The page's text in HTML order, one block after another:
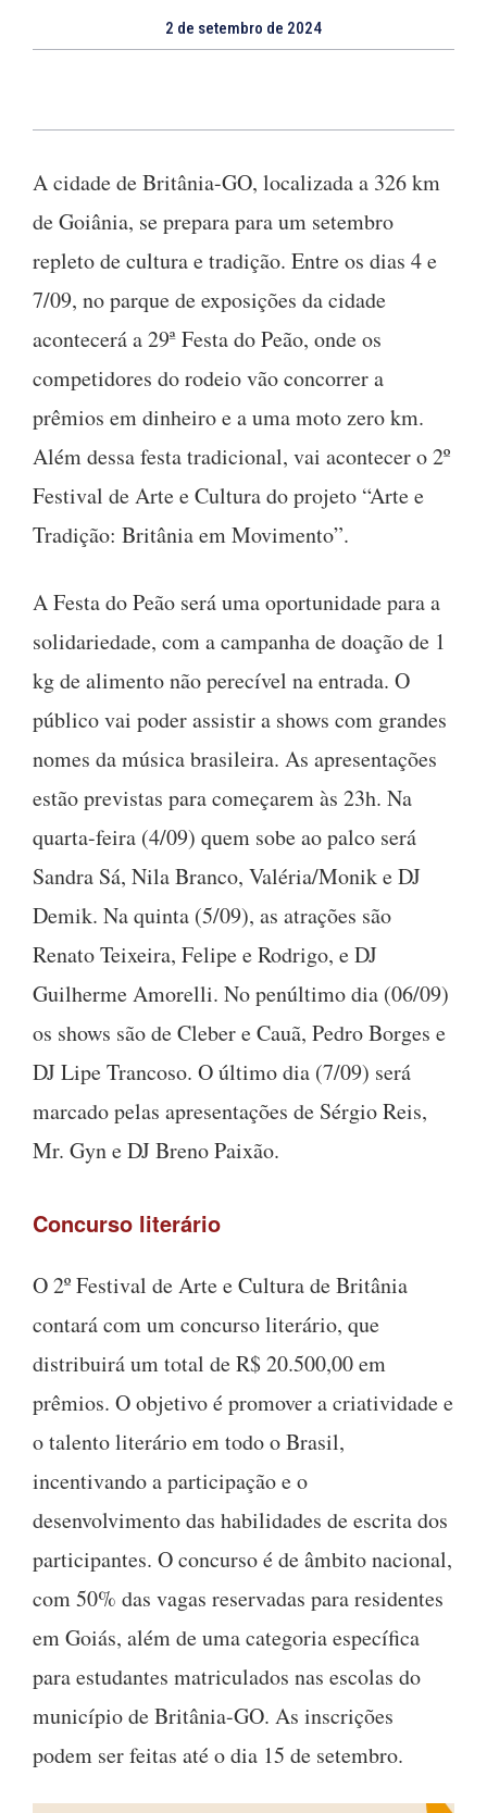
2 de setembro de 2024
A cidade de Britânia-GO, localizada a 326 km
de Goiânia, se prepara para um setembro
repleto de cultura e tradição. Entre os dias 4 e
7/09, no parque de exposições da cidade
acontecerá a 29ª Festa do Peão, onde os
competidores do rodeio vão concorrer a
prêmios em dinheiro e a uma moto zero km.
Além dessa festa tradicional, vai acontecer o 2º
Festival de Arte e Cultura do projeto “Arte e
Tradição: Britânia em Movimento”.
A Festa do Peão será uma oportunidade para a
solidariedade, com a campanha de doação de 1
kg de alimento não perecível na entrada. O
público vai poder assistir a shows com grandes
nomes da música brasileira. As apresentações
estão previstas para começarem às 23h. Na
quarta-feira (4/09) quem sobe ao palco será
Sandra Sá, Nila Branco, Valéria/Monik e DJ
Demik. Na quinta (5/09), as atrações são
Renato Teixeira, Felipe e Rodrigo, e DJ
Guilherme Amorelli. No penúltimo dia (06/09)
os shows são de Cleber e Cauã, Pedro Borges e
DJ Lipe Trancoso. O último dia (7/09) será
marcado pelas apresentações de Sérgio Reis,
Mr. Gyn e DJ Breno Paixão.
Concurso literário
O 2º Festival de Arte e Cultura de Britânia
contará com um concurso literário, que
distribuirá um total de R$ 20.500,00 em
prêmios. O objetivo é promover a criatividade e
o talento literário em todo o Brasil,
incentivando a participação e o
desenvolvimento das habilidades de escrita dos
participantes. O concurso é de âmbito nacional,
com 50% das vagas reservadas para residentes
em Goiás, além de uma categoria específica
para estudantes matriculados nas escolas do
município de Britânia-GO. As inscrições
podem ser feitas até o dia 15 de setembro.